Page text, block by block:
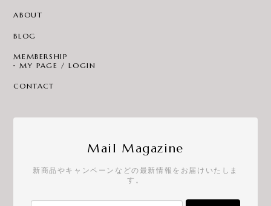
ABOUT
BLOG
MEMBERSHIP
MY PAGE / LOGIN
CONTACT
Mail Magazine
新商品やキャンペーンなどの最新情報をお届けいたしま
す。